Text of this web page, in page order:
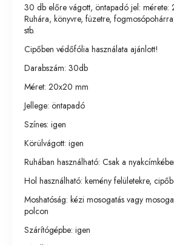
30 db előre vágott, öntapadó jel: mérete:
Ruhára, könyvre, füzetre,
stb.
Cipőben védőfólia használata ajánlott!
Darabszám: 30db
Méret: 20x20 mm
Jellege: öntapadó
Színes: igen
Körülvágott: igen
Ruhában használható: Csak a
Hol használható: kemény felületekre,
Moshatóság: kézi mosogatás vagy
polcon
Szárítógépbe: igen